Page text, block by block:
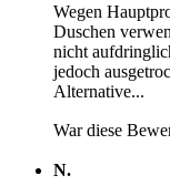
Wegen
Duschen
nicht
jedoch
Alternative...
War diese
N.